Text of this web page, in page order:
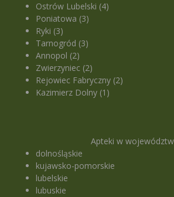
Ostrów Lubelski (4)
Poniatowa (3)
Ryki (3)
Tarnogród (3)
Annopol (2)
Zwierzyniec (2)
Rejowiec Fabryczny (2)
Kazimierz Dolny (1)
Apteki w
dolnośląskie
kujawsko-pomorskie
lubelskie
lubuskie